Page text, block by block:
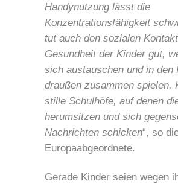
Handynutzung lässt die
Konzentrationsfähigkeit
tut auch den sozialen
Gesundheit der Kinder gut,
sich austauschen und in den
draußen zusammen spielen.
stille Schulhöfe, auf denen
herumsitzen und sich
Nachrichten schicken“, so
Europaabgeordnete.
Gerade Kinder seien wegen